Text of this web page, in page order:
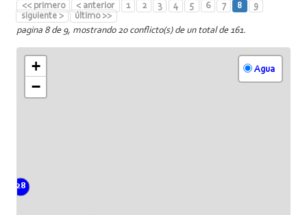
<< primero < anterior 1 2 3 4 5 6 7 8
9
siguiente >
último >>
pagina 8 de 9, mostrando 20 conflicto(s) de un total de 161.
28
+
−
Agua